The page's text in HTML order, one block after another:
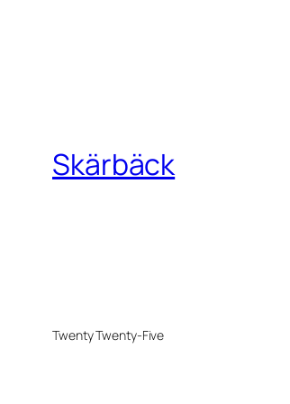
Skärbäck
Twenty Twenty-Five